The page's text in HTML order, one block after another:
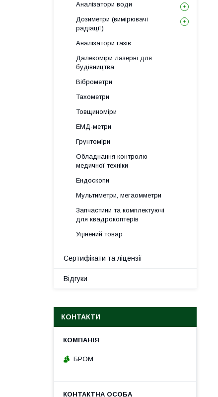
Аналізатори води
Дозиметри (вимірювачі
радіації)
Аналізатори газів
Далекоміри лазерні для
будівництва
Віброметри
Тахометри
Товщиноміри
ЕМД-метри
Грунтоміри
Обладнання контролю
медичної техніки
Ендоскопи
Мультиметри, мегаомметри
Запчастини та комплектуючі
для квадрокоптерів
Уцінений товар
Сертифікати та ліцензії
Відгуки
КОНТАКТИ
БРОМ